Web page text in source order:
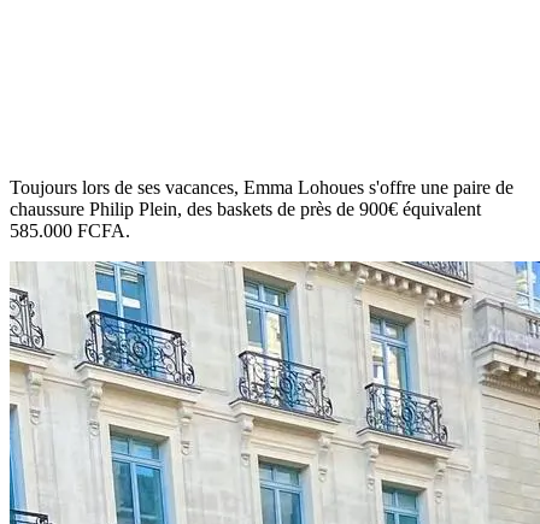
Toujours lors de ses vacances, Emma Lohoues s'offre une paire de
chaussure Philip Plein, des baskets de près de 900€ équivalent
585.000 FCFA.